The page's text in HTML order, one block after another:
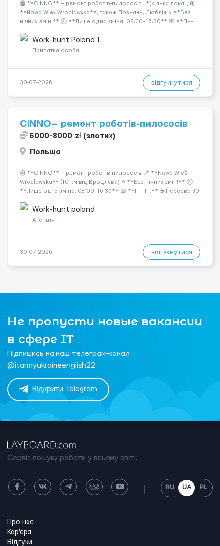
🤖 **CINNO** — ремонт роботів-пилососів 📍(кілька локацій)
**Nowa Wieś Wrocławska**, також Познань, Люблін ⭐ **Без
нічних змін!** 🕗 **Лише одна зміна: 08:00–16:30** 📅 **Пн–
**Оплата:** 🔹 **25,36 zł/год ...
Work-hunt Poland 1
Приватна особа
30-07-2026 відгукнутися
CINNO— ремонт роботів-пилососів
6000-8000 zł (злотих)
Польща
🤖 **CINNO** — ремонт роботів-пилососів 📍 **Nowa Wieś
Wrocławska** (10 км від Вроцлава) ⭐ **Без нічних змін!** 🕗
**Лише одна зміна: 08:00–16:30** 📅 **Пн–Пт** ☕ Перерва 30
zł/год нетто** 🎓 **31,40 zł/го...
Work-hunt poland
Агенція
30-07-2026 відгукнутися
Не пропусти новые вакансии
в сфере IT
Підпишись на наш телеграм-канал
@itarmyukraineenglish22
Відкрити Telegram
Сервіс пошуку роботи у всьому світі.
RU UA PL
Про нас
Кар'єра
Відгуки